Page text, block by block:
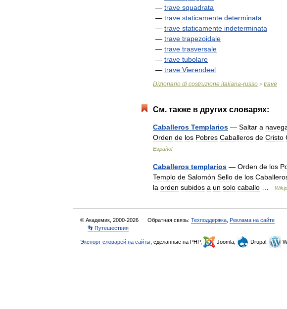
— trave squadrata
— trave staticamente determinata
— trave staticamente indeterminata
— trave trapezoidale
— trave trasversale
— trave tubolare
— trave Vierendeel
Dizionario di costruzione italiana-russo > trave
См. также в других словарях:
Caballeros Templarios — Saltar a
Orden de los Pobres Caballeros de Cristo
Español
Caballeros templarios — Orden de los
Templo de Salomón Sello de los
la orden subidos a un solo caballo
© Академик, 2000-2026 Обратная связь: Техподдержка Реклама на сайте
👣 Путешествия
Экспорт словарей на сайты , сделанные на PHP, Joomla, Drupal,